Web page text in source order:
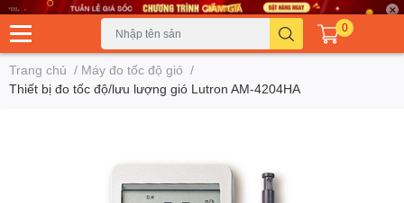
0
Trang chủ / Máy đo tốc độ gió /
Thiết bị đo tốc độ/lưu lượng gió Lutron AM-4204HA